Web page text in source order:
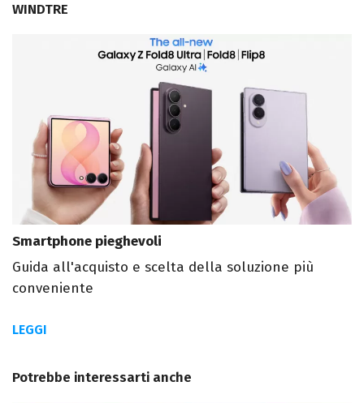
WINDTRE
Smartphone pieghevoli
Guida all'acquisto e scelta della soluzione più
conveniente
LEGGI
Potrebbe interessarti anche